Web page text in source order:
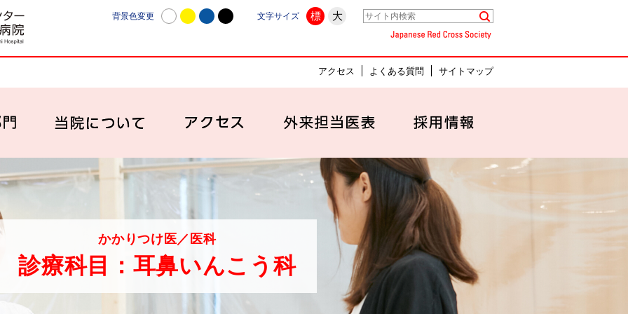
日本赤十字社愛知医療センター名古屋第一病院 | 愛知県名古屋市中村区
背景色変更 文字サイズ 標 大
アクセス よくある質問 サイトマップ
診療科・部門 当院について アクセス 外来担当医表
かかりつけ医／医科
診療科目：耳鼻いんこう科